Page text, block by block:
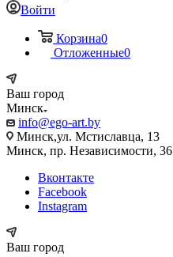
Войти
Корзина0
Отложенные0
Ваш город
Минск
info@ego-art.by
Минск,ул. Мстиславца, 13
Минск, пр. Независимости, 36
Вконтакте
Facebook
Instagram
Ваш город